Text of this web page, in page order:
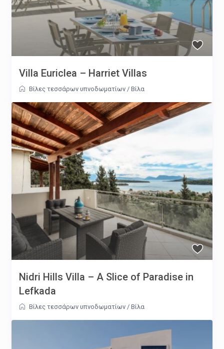
Villa Euriclea – Harriet Villas
Βίλες τεσσάρων υπνοδωματίων /Βίλα
Nidri Hills Villa – A Slice of Paradise in
Lefkada
Βίλες τεσσάρων υπνοδωματίων /Βίλα